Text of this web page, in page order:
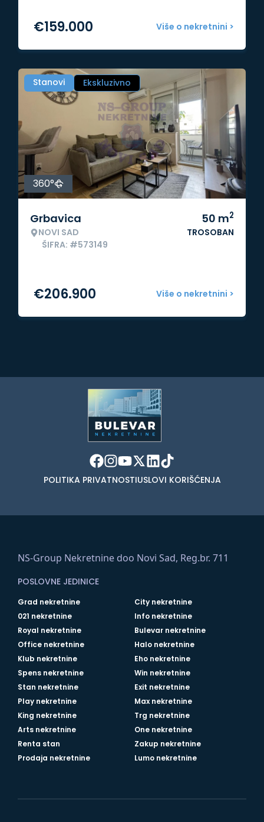
Više o nekretnini >
€159.000
Stanovi Ekskluzivno
360°
Grbavica
NOVI SAD
ŠIFRA: #573149
50 m2
TROSOBAN
Više o nekretnini >
€206.900
POLITIKA PRIVATNOSTIUSLOVI KORIŠĆENJA
NS-Group Nekretnine doo Novi Sad, Reg.br. 711
POSLOVNE JEDINICE
Grad nekretnine
City nekretnine
021 nekretnine
Info nekretnine
Royal nekretnine
Bulevar nekretnine
Office nekretnine
Halo nekretnine
Klub nekretnine
Eho nekretnine
Spens nekretnine
Win nekretnine
Stan nekretnine
Exit nekretnine
Play nekretnine
Max nekretnine
King nekretnine
Trg nekretnine
Arts nekretnine
One nekretnine
Renta stan
Zakup nekretnine
Prodaja nekretnine
Lumo nekretnine